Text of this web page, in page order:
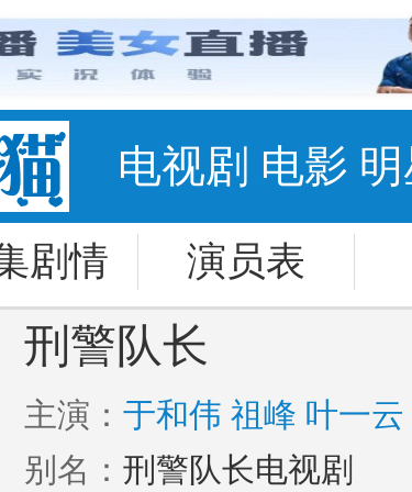
电视剧 电影 明
剧情 演员表
刑警队长
主演： 于和伟 祖峰 叶一云
武 侯岩松 焦刚 崔奕 李佳璇
别名： 刑警队长电视剧